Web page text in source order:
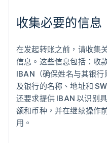
收集必要的信息
在发起转账之前，请收集
信息。这些信息包括：收
IBAN（确保姓名与其银
及银行的名称、地址和
还要求提供 IBAN 以识别
额和币种，并在继续操作
用。